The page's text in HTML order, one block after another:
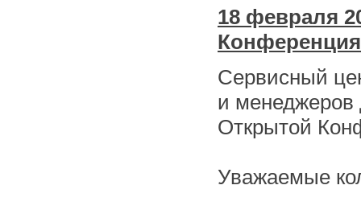
18 февраля
Сервисный
и менеджеров
Открытой
Уважаемые